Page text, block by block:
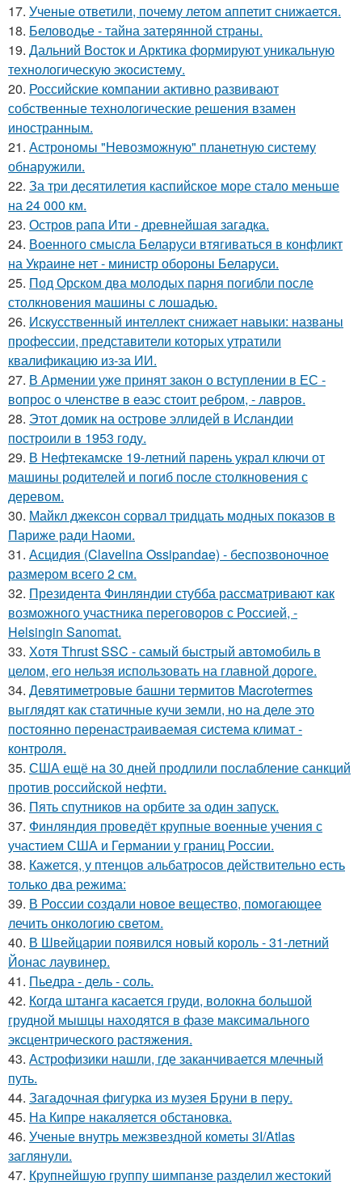
17. Ученые ответили, почему летом аппетит снижается.
18. Беловодье - тайна затерянной страны.
19. Дальний Восток и Арктика формируют уникальную
технологическую экосистему.
20. Российские компании активно развивают
собственные технологические решения взамен
иностранным.
21. Астрономы "Невозможную" планетную систему
обнаружили.
22. За три десятилетия каспийское море стало меньше
на 24 000 км.
23. Остров рапа Ити - древнейшая загадка.
24. Военного смысла Беларуси втягиваться в конфликт
на Украине нет - министр обороны Беларуси.
25. Под Орском два молодых парня погибли после
столкновения машины с лошадью.
26. Искусственный интеллект снижает навыки: названы
профессии, представители которых утратили
квалификацию из-за ИИ.
27. В Армении уже принят закон о вступлении в ЕС -
вопрос о членстве в еаэс стоит ребром, - лавров.
28. Этот домик на острове эллидей в Исландии
построили в 1953 году.
29. В Нефтекамске 19-летний парень украл ключи от
машины родителей и погиб после столкновения с
деревом.
30. Майкл джексон сорвал тридцать модных показов в
Париже ради Наоми.
31. Асцидия (Clavelina Ossipandae) - беспозвоночное
размером всего 2 см.
32. Президента Финляндии стубба рассматривают как
возможного участника переговоров с Россией, -
Helsingin Sanomat.
33. Хотя Thrust SSC - самый быстрый автомобиль в
целом, его нельзя использовать на главной дороге.
34. Девятиметровые башни термитов Macrotermes
выглядят как статичные кучи земли, но на деле это
постоянно перенастраиваемая система климат -
контроля.
35. США ещё на 30 дней продлили послабление санкций
против российской нефти.
36. Пять спутников на орбите за один запуск.
37. Финляндия проведёт крупные военные учения с
участием США и Германии у границ России.
38. Кажется, у птенцов альбатросов действительно есть
только два режима:
39. В России создали новое вещество, помогающее
лечить онкологию светом.
40. В Швейцарии появился новый король - 31-летний
Йонас лаувинер.
41. Пьедра - дель - соль.
42. Когда штанга касается груди, волокна большой
грудной мышцы находятся в фазе максимального
эксцентрического растяжения.
43. Астрофизики нашли, где заканчивается млечный
путь.
44. Загадочная фигурка из музея Бруни в перу.
45. На Кипре накаляется обстановка.
46. Ученые внутрь межзвездной кометы 3I/Atlas
заглянули.
47. Крупнейшую группу шимпанзе разделил жестокий